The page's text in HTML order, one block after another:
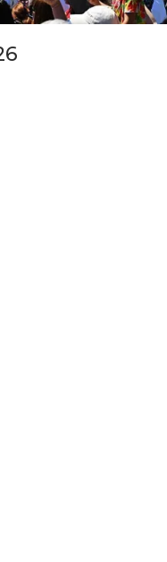
Ada Mimpi Yang
IOM ITB Perkuat